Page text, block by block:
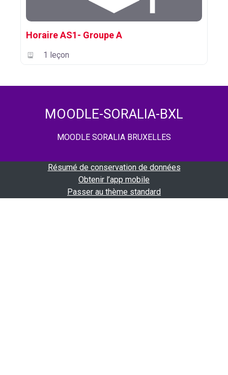
Horaire AS1- Groupe A
1 leçon
MOODLE-SORALIA-BXL
MOODLE SORALIA BRUXELLES
Résumé de conservation de données
Obtenir l’app mobile
Passer au thème standard